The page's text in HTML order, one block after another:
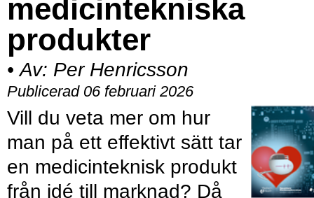
medicintekniska
produkter
• Av: Per Henricsson
Publicerad 06 februari 2026
Vill du veta mer om hur
man på ett effektivt sätt tar
en medicinteknisk produkt
från idé till marknad? Då